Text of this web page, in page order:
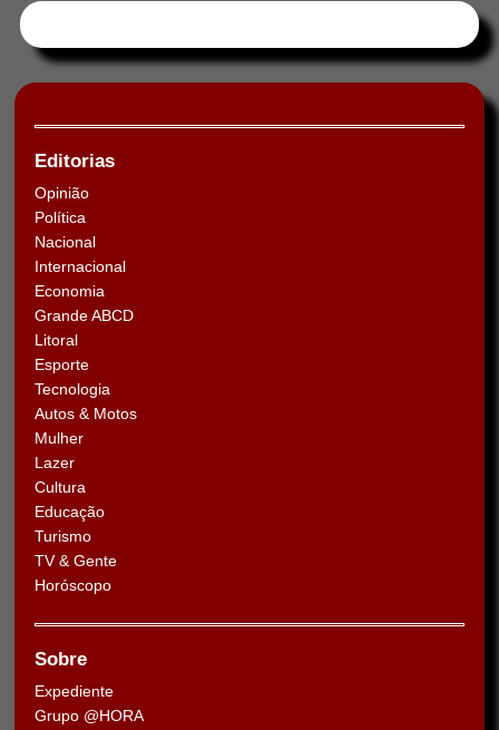
Editorias
Opinião
Política
Nacional
Internacional
Economia
Grande ABCD
Litoral
Esporte
Tecnologia
Autos & Motos
Mulher
Lazer
Cultura
Educação
Turismo
TV & Gente
Horóscopo
Sobre
Expediente
Grupo @HORA